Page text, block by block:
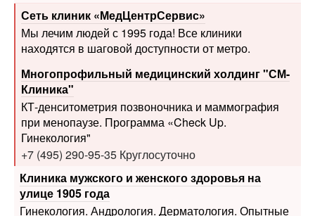
Многопрофильный медицинский холдинг "СМ-
Клиника"
при менопаузе. Программа «Check Up.
Гинекология"
+7 (495) 290-95-35 Круглосуточно
Клиника мужского и женского здоровья на
улице 1905 года
врачи. Независимая лаборатория
Москва, ул. 1905 года, 21